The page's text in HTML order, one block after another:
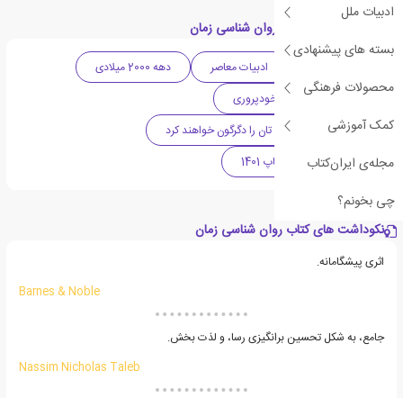
ادبیات ملل
بسته های پیشنهادی
محصولات فرهنگی
کمک آموزشی
مجله‌ی ایران‌کتاب
چی بخونم؟
دسته بندی های کتاب روان شناسی زمان
ادبیات معاصر
دهه 2000 میلادی
روانشناسی
خودپروری
کتاب هایی که زندگی تان را دگرگون خواهند کرد
پرفروش ترین های چاپ 1401
نکوداشت های کتاب روان شناسی زمان
اثری پیشگامانه.
Barnes & Noble
جامع، به شکل تحسین برانگیزی رسا، و لذت بخش.
Nassim Nicholas Taleb